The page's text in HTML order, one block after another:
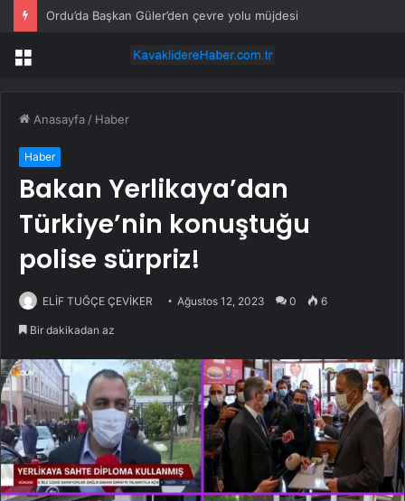
Ordu’da Başkan Güler’den çevre yolu müjdesi
Menü
Anasayfa / Haber
Haber
Bakan Yerlikaya’dan
Türkiye’nin konuştuğu
polise sürpriz!
ELİF TUĞÇE ÇEVİKER Ağustos 12, 2023 0 6
Bir dakikadan az